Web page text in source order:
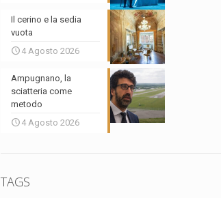
Il cerino e la sedia
vuota
4 Agosto 2026
Ampugnano, la
sciatteria come
metodo
4 Agosto 2026
TAGS